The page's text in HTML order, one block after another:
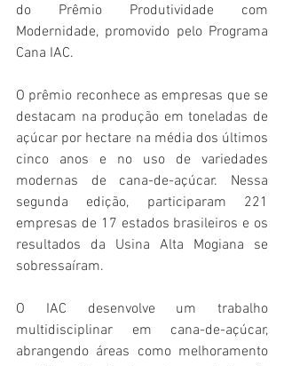
do Prêmio Produtividade com
Modernidade, promovido pelo Programa
Cana IAC.
O prêmio reconhece as empresas que se
destacam na produção em toneladas de
açúcar por hectare na média dos últimos
cinco anos e no uso de variedades
modernas de cana-de-açúcar. Nessa
segunda edição, participaram 221
empresas de 17 estados brasileiros e os
resultados da Usina Alta Mogiana se
sobressaíram.
O IAC desenvolve um trabalho
multidisciplinar em cana-de-açúcar,
abrangendo áreas como melhoramento